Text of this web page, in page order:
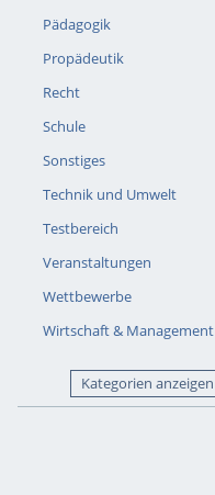
Pädagogik
Propädeutik
Recht
Schule
Sonstiges
Technik und Umwelt
Testbereich
Veranstaltungen
Wettbewerbe
Wirtschaft & Management
Kategorien anzeigen